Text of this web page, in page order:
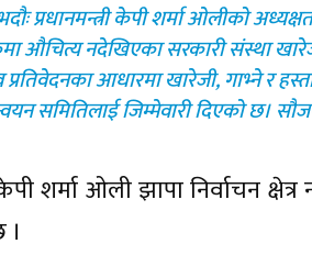
केपी शर्मा ओलीको
नदेखिएका सरकारी संस्था
आधारमा खारेजी, गाभ्ने र
समितिलाई जिम्मेवारी दिएको छ।
शर्मा ओली झापा निर्वाचन क्षेत्र